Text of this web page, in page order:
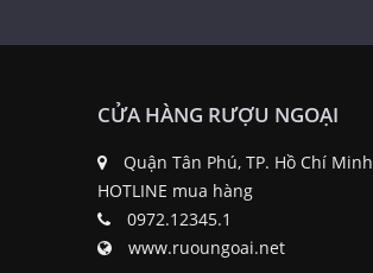
CỬA HÀNG RƯỢU NGOẠI
Quận Tân Phú, TP. Hồ Chí Minh
HOTLINE mua hàng
0972.12345.1
www.ruoungoai.net